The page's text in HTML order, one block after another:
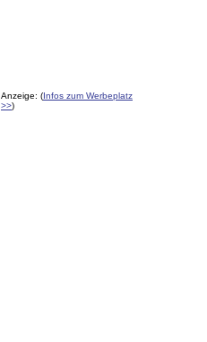
Anzeige: (Infos zum Werbeplatz
>>)